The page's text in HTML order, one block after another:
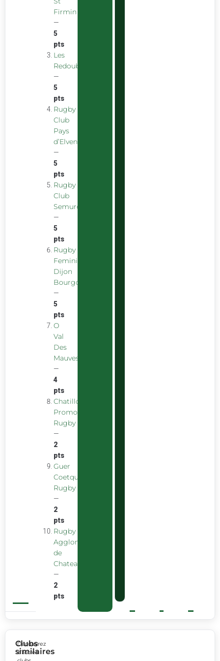
Firmin
—
5
pts
Les
Redoubstables
—
5
pts
Rugby
Club
Pays
d’Elven
—
5
pts
Rugby
Club
Semurois
—
5
pts
Rugby
Feminin
Dijon
Bourgogne
—
5
pts
O
Val
Des
Mauves
—
4
pts
Chatillon
Promotion
Rugby
—
2
pts
Guer
Coetquidan
Rugby
—
2
pts
Rugby
Agglomeration
de
Chateaubourg
—
2
pts
Clubs
similaires
Découvrez
d’autres